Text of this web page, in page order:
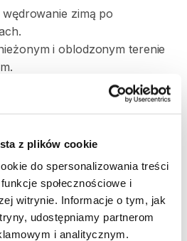
z plików cookie
do spersonalizowania treści
społecznościowe i
witrynie. Informacje o tym, jak
udostępniamy partnerom
i analitycznym.
wędrowanie zimą po
i oblodzonym terenie
(ŚOI)
są zgodne
do chodzenia po lodowcach
korytarzach śnieżnych
górskie (norma NF